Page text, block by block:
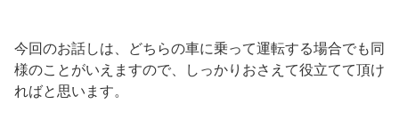
今回のお話しは、どちらの車に乗って運転する場合でも同
様のことがいえますので、しっかりおさえて役立てて頂け
ればと思います。